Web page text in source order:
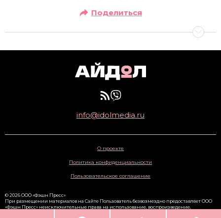
Поделиться
info@idolmedia.ru
О проекте
Политика конфиденциальности
Пользовательское соглашение
© 2026 ООО «Фэшн Пресс»
При размещении материалов на Сайте Пользователь безвозмездно предоставляет ООО
«Фэшн Пресс» неисключительные права на использование, воспроизведение,